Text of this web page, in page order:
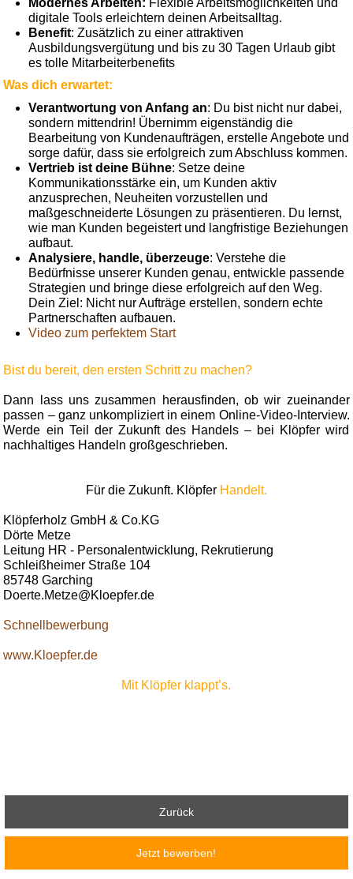
digitale Tools erleichtern deinen Arbeitsalltag.
Benefit: Zusätzlich zu einer attraktiven
Ausbildungsvergütung und bis zu 30 Tagen Urlaub gibt
es tolle Mitarbeiterbenefits
Was dich erwartet:
Verantwortung von Anfang an: Du bist nicht nur dabei,
sondern mittendrin! Übernimm eigenständig die
Bearbeitung von Kundenaufträgen, erstelle Angebote und
sorge dafür, dass sie erfolgreich zum Abschluss kommen.
Vertrieb ist deine Bühne: Setze deine
Kommunikationsstärke ein, um Kunden aktiv
anzusprechen, Neuheiten vorzustellen und
maßgeschneiderte Lösungen zu präsentieren. Du lernst,
wie man Kunden begeistert und langfristige Beziehungen
aufbaut.
Analysiere, handle, überzeuge: Verstehe die
Bedürfnisse unserer Kunden genau, entwickle passende
Strategien und bringe diese erfolgreich auf den Weg.
Dein Ziel: Nicht nur Aufträge erstellen, sondern echte
Partnerschaften aufbauen.
Video zum perfektem Start
Bist du bereit, den ersten Schritt zu machen?
Dann lass uns zusammen herausfinden, ob wir zueinander
passen – ganz unkompliziert in einem Online-Video-Interview.
Werde ein Teil der Zukunft des Handels – bei Klöpfer wird
nachhaltiges Handeln großgeschrieben.
Für die Zukunft. Klöpfer Handelt.
Klöpferholz GmbH & Co.KG
Dörte Metze
Leitung HR - Personalentwicklung, Rekrutierung
Schleißheimer Straße 104
85748 Garching
Doerte.Metze@Kloepfer.de
Schnellbewerbung
www.Kloepfer.de
Mit Klöpfer klappt’s.
Zurück
Jetzt bewerben!